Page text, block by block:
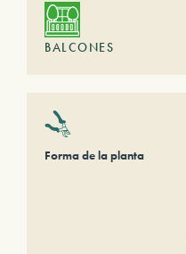
BALCONES
Forma de la planta